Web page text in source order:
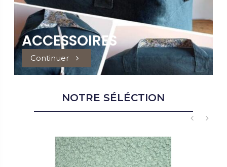
ACCESSOIRES
Continuer
NOTRE SÉLÉCTION